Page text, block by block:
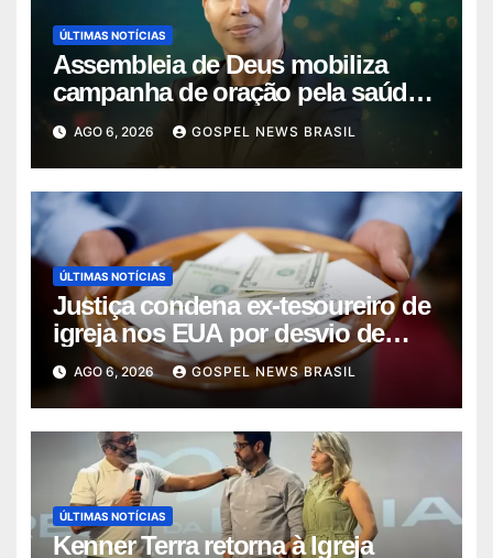
ÚLTIMAS NOTÍCIAS
Assembleia de Deus mobiliza
campanha de oração pela saúde
do pas…
AGO 6, 2026 GOSPEL NEWS BRASIL
ÚLTIMAS NOTÍCIAS
Justiça condena ex-tesoureiro de
igreja nos EUA por desvio de
quas…
AGO 6, 2026 GOSPEL NEWS BRASIL
ÚLTIMAS NOTÍCIAS
Kenner Terra retorna à Igreja